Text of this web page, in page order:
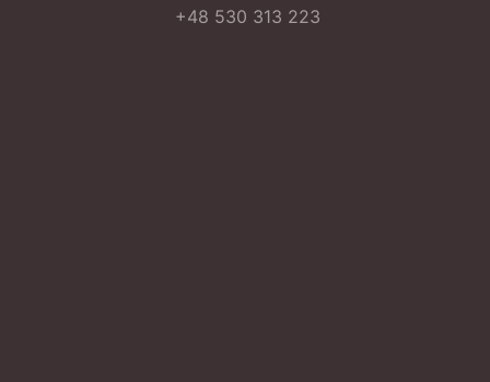
+48 530 313 223